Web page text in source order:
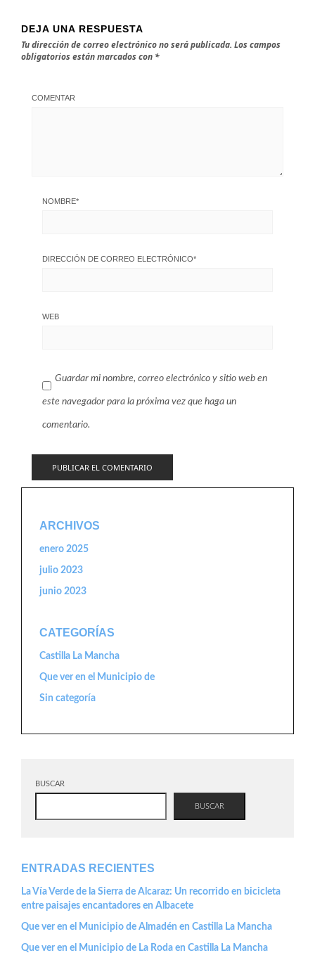
DEJA UNA RESPUESTA
Tu dirección de correo electrónico no será publicada. Los campos
obligatorios están marcados con *
COMENTAR
NOMBRE*
DIRECCIÓN DE CORREO ELECTRÓNICO*
WEB
Guardar mi nombre, correo electrónico y sitio web en
este navegador para la próxima vez que haga un
comentario.
ARCHIVOS
enero 2025
julio 2023
junio 2023
CATEGORÍAS
Castilla La Mancha
Que ver en el Municipio de
Sin categoría
BUSCAR
BUSCAR
ENTRADAS RECIENTES
La Vía Verde de la Sierra de Alcaraz: Un recorrido en bicicleta
entre paisajes encantadores en Albacete
Que ver en el Municipio de Almadén en Castilla La Mancha
Que ver en el Municipio de La Roda en Castilla La Mancha